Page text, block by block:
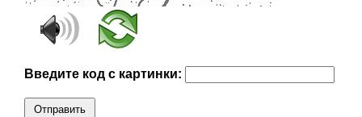
Введите код с картинки:
Отправить